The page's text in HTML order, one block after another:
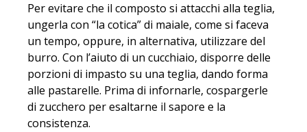
Per evitare che il composto si attacchi alla teglia,
ungerla con “la cotica” di maiale, come si faceva
un tempo, oppure, in alternativa, utilizzare del
burro. Con l’aiuto di un cucchiaio, disporre delle
porzioni di impasto su una teglia, dando forma
alle pastarelle. Prima di infornarle, cospargerle
di zucchero per esaltarne il sapore e la
consistenza.